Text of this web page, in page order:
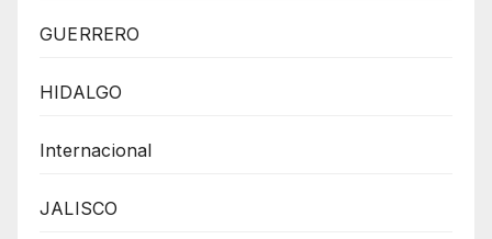
GUERRERO
HIDALGO
Internacional
JALISCO